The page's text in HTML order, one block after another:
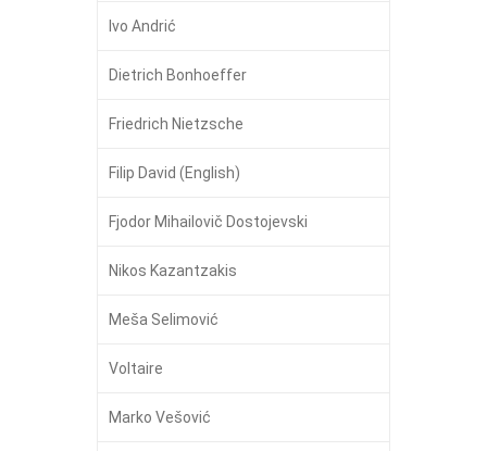
Ivo Andrić
Dietrich Bonhoeffer
Friedrich Nietzsche
Filip David (English)
Fjodor Mihailovič Dostojevski
Nikos Kazantzakis
Meša Selimović
Voltaire
Marko Vešović